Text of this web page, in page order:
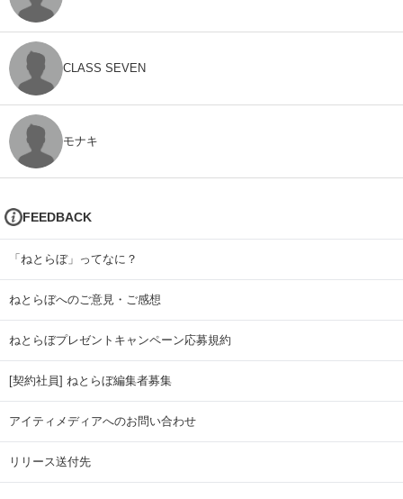
CLASS SEVEN
モナキ
FEEDBACK
「ねとらぼ」ってなに？
ねとらぼへのご意見・ご感想
ねとらぼプレゼントキャンペーン応募規約
[契約社員] ねとらぼ編集者募集
アイティメディアへのお問い合わせ
リリース送付先